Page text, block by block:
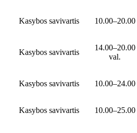
Kasybos savivartis 10.00–20.00
Kasybos savivartis
14.00–20.00
val.
Kasybos savivartis 10.00–24.00
Kasybos savivartis 10.00–25.00